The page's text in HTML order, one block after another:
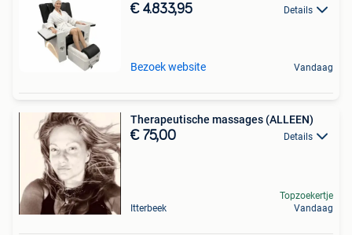
€ 4.833,95 Details
Bezoek website Vandaag
Therapeutische massages (ALLEEN)
€ 75,00 Details
Itterbeek
Topzoekertje
Vandaag